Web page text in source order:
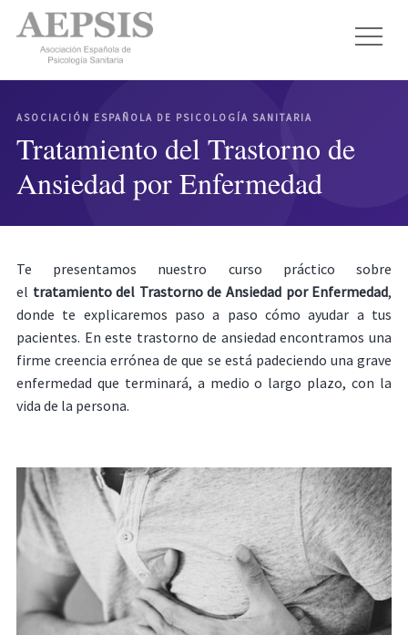
ASOCIACIÓN ESPAÑOLA DE PSICOLOGÍA SANITARIA
Tratamiento del Trastorno de
Ansiedad por Enfermedad
Te presentamos nuestro curso práctico sobre
el tratamiento del Trastorno de Ansiedad por Enfermedad,
donde te explicaremos paso a paso cómo ayudar a tus
pacientes. En este trastorno de ansiedad encontramos una
firme creencia errónea de que se está padeciendo una grave
enfermedad que terminará, a medio o largo plazo, con la
vida de la persona.